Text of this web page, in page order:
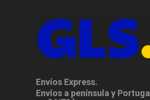
Envíos Express.
Envíos a península y Portugal